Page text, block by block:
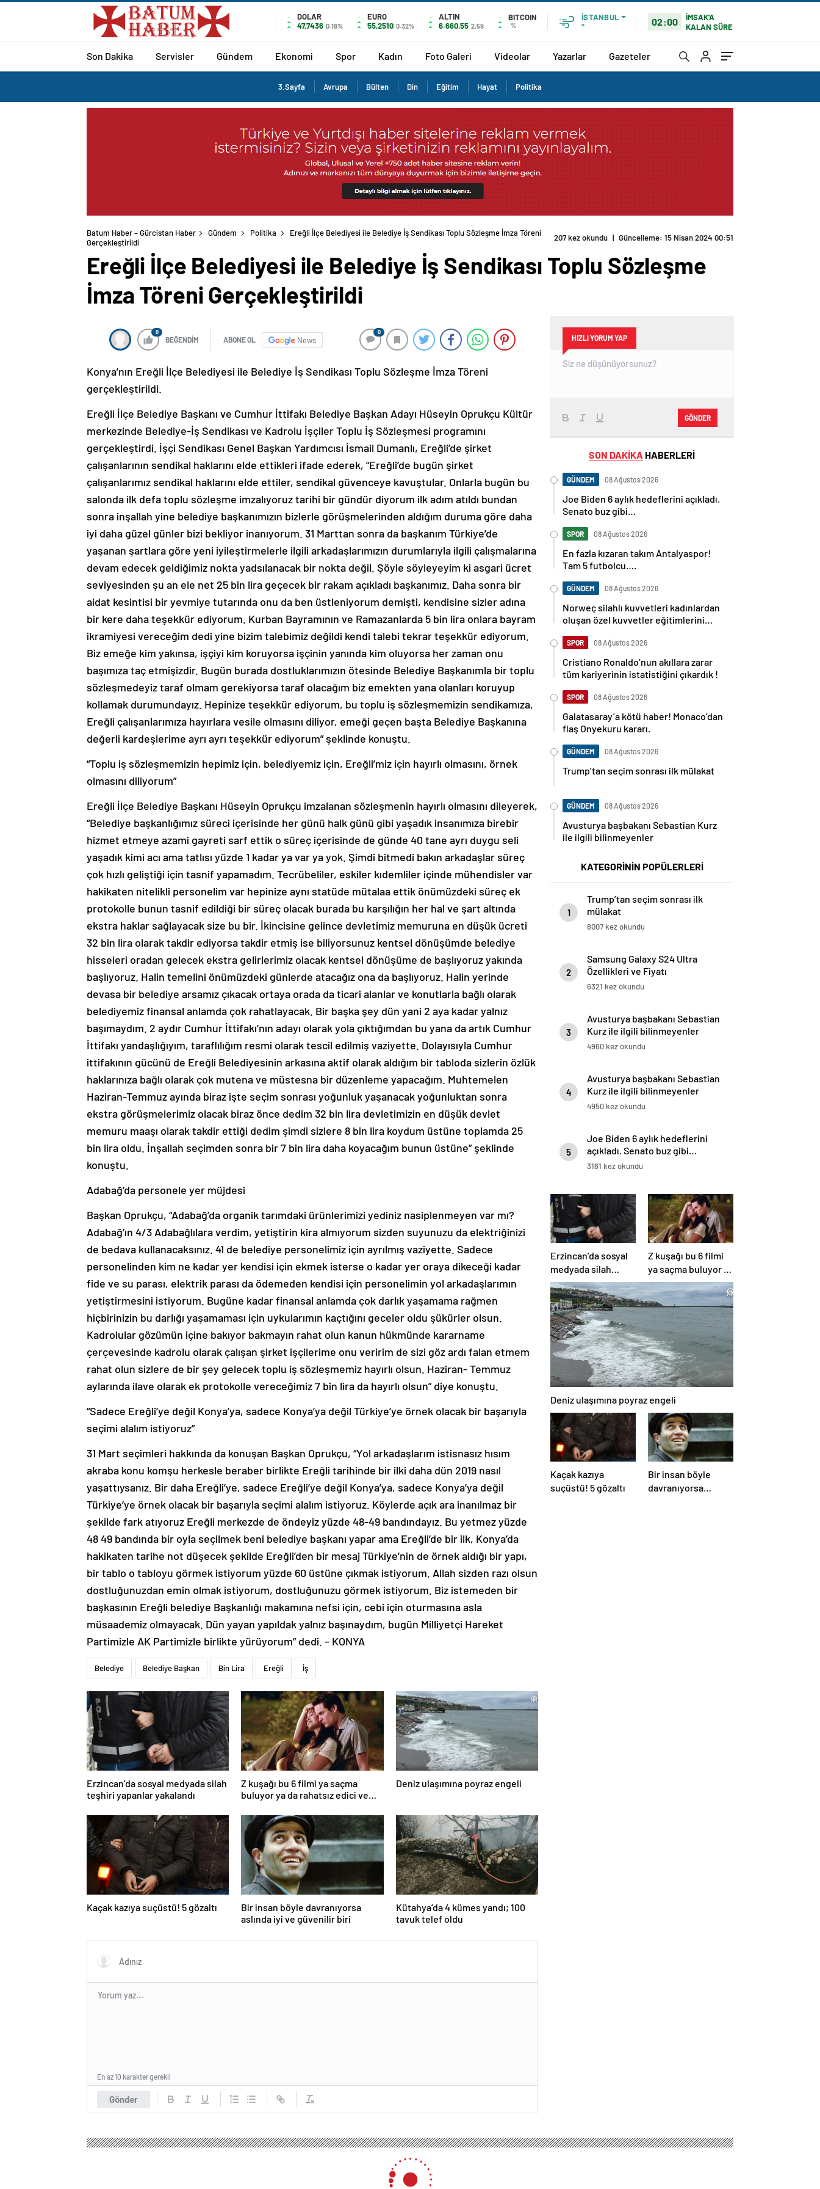
DOLAR
47,7436 0.18%
EURO
55,2510 0.32%
ALTIN
6.660,55 2,59
BITCOIN
%
İSTANBUL
°
02:00
İMSAK'A
KALAN SÜRE
Son Dakika Servisler Gündem Ekonomi Spor Kadın Foto Galeri Videolar Yazarlar Gazeteler
3.Sayfa Avrupa Bülten Din Eğitim Hayat Politika
Batum Haber – Gürcistan Haber Gündem Politika
Ereğli İlçe Belediyesi ile Belediye İş Sendikası Toplu Sözleşme İmza Töreni
Gerçekleştirildi
207 kez okundu | Güncelleme: 15 Nisan 2024 00:51
Ereğli İlçe Belediyesi ile Belediye İş Sendikası Toplu Sözleşme
İmza Töreni Gerçekleştirildi
0
BEĞENDİM ABONE OL News
0
Konya’nın Ereğli İlçe Belediyesi ile Belediye İş Sendikası Toplu Sözleşme İmza Töreni
gerçekleştirildi.
Ereğli İlçe Belediye Başkanı ve Cumhur İttifakı Belediye Başkan Adayı Hüseyin Oprukçu Kültür
merkezinde Belediye-İş Sendikası ve Kadrolu İşçiler Toplu İş Sözleşmesi programını
gerçekleştirdi. İşçi Sendikası Genel Başkan Yardımcısı İsmail Dumanlı, Ereğli’de şirket
çalışanlarının sendikal haklarını elde ettikleri ifade ederek, “Ereğli’de bugün şirket
çalışanlarımız sendikal haklarını elde ettiler, sendikal güvenceye kavuştular. Onlarla bugün bu
salonda ilk defa toplu sözleşme imzalıyoruz tarihi bir gündür diyorum ilk adım atıldı bundan
sonra inşallah yine belediye başkanımızın bizlerle görüşmelerinden aldığım duruma göre daha
iyi daha güzel günler bizi bekliyor inanıyorum. 31 Marttan sonra da başkanım Türkiye’de
yaşanan şartlara göre yeni iyileştirmelerle ilgili arkadaşlarımızın durumlarıyla ilgili çalışmalarına
devam edecek geldiğimiz nokta yadsılanacak bir nokta değil. Şöyle söyleyeyim ki asgari ücret
seviyesinden şu an ele net 25 bin lira geçecek bir rakam açıkladı başkanımız. Daha sonra bir
aidat kesintisi bir yevmiye tutarında onu da ben üstleniyorum demişti, kendisine sizler adına
bir kere daha teşekkür ediyorum. Kurban Bayramının ve Ramazanlarda 5 bin lira onlara bayram
ikramiyesi vereceğim dedi yine bizim talebimiz değildi kendi talebi tekrar teşekkür ediyorum.
Biz emeğe kim yakınsa, işçiyi kim koruyorsa işçinin yanında kim oluyorsa her zaman onu
başımıza taç etmişizdir. Bugün burada dostluklarımızın ötesinde Belediye Başkanımla bir toplu
sözleşmedeyiz taraf olmam gerekiyorsa taraf olacağım biz emekten yana olanları koruyup
kollamak durumundayız. Hepinize teşekkür ediyorum, bu toplu iş sözleşmemizin sendikamıza,
Ereğli çalışanlarımıza hayırlara vesile olmasını diliyor, emeği geçen başta Belediye Başkanına
değerli kardeşlerime ayrı ayrı teşekkür ediyorum” şeklinde konuştu.
“Toplu iş sözleşmemizin hepimiz için, belediyemiz için, Ereğli’miz için hayırlı olmasını, örnek
olmasını diliyorum”
Ereğli İlçe Belediye Başkanı Hüseyin Oprukçu imzalanan sözleşmenin hayırlı olmasını dileyerek,
“Belediye başkanlığımız süreci içerisinde her günü halk günü gibi yaşadık insanımıza birebir
hizmet etmeye azami gayreti sarf ettik o süreç içerisinde de günde 40 tane ayrı duygu seli
yaşadık kimi acı ama tatlısı yüzde 1 kadar ya var ya yok. Şimdi bitmedi bakın arkadaşlar süreç
çok hızlı geliştiği için tasnif yapamadım. Tecrübeliler, eskiler kıdemliler içinde mühendisler var
hakikaten nitelikli personelim var hepinize aynı statüde mütalaa ettik önümüzdeki süreç ek
protokolle bunun tasnif edildiği bir süreç olacak burada bu karşılığın her hal ve şart altında
ekstra haklar sağlayacak size bu bir. İkincisine gelince devletimiz memuruna en düşük ücreti
32 bin lira olarak takdir ediyorsa takdir etmiş ise biliyorsunuz kentsel dönüşümde belediye
hisseleri oradan gelecek ekstra gelirlerimiz olacak kentsel dönüşüme de başlıyoruz yakında
başlıyoruz. Halin temelini önümüzdeki günlerde atacağız ona da başlıyoruz. Halin yerinde
devasa bir belediye arsamız çıkacak ortaya orada da ticari alanlar ve konutlarla bağlı olarak
belediyemiz finansal anlamda çok rahatlayacak. Bir başka şey dün yani 2 aya kadar yalnız
başımaydım. 2 aydır Cumhur İttifakı’nın adayı olarak yola çıktığımdan bu yana da artık Cumhur
İttifakı yandaşlığıyım, taraflılığım resmi olarak tescil edilmiş vaziyette. Dolayısıyla Cumhur
ittifakının gücünü de Ereğli Belediyesinin arkasına aktif olarak aldığım bir tabloda sizlerin özlük
haklarınıza bağlı olarak çok mutena ve müstesna bir düzenleme yapacağım. Muhtemelen
Haziran-Temmuz ayında biraz işte seçim sonrası yoğunluk yaşanacak yoğunluktan sonra
ekstra görüşmelerimiz olacak biraz önce dedim 32 bin lira devletimizin en düşük devlet
memuru maaşı olarak takdir ettiği dedim şimdi sizlere 8 bin lira koydum üstüne toplamda 25
bin lira oldu. İnşallah seçimden sonra bir 7 bin lira daha koyacağım bunun üstüne” şeklinde
konuştu.
Adabağ’da personele yer müjdesi
Başkan Oprukçu, “Adabağ’da organik tarımdaki ürünlerimizi yediniz nasiplenmeyen var mı?
Adabağ’ın 4/3 Adabağlılara verdim, yetiştirin kira almıyorum sizden suyunuzu da elektriğinizi
de bedava kullanacaksınız. 41 de belediye personelimiz için ayrılmış vaziyette. Sadece
personelinden kim ne kadar yer kendisi için ekmek isterse o kadar yer oraya dikeceği kadar
fide ve su parası, elektrik parası da ödemeden kendisi için personelimin yol arkadaşlarımın
yetiştirmesini istiyorum. Bugüne kadar finansal anlamda çok darlık yaşamama rağmen
hiçbirinizin bu darlığı yaşamaması için uykularımın kaçtığını geceler oldu şükürler olsun.
Kadrolular gözümün içine bakıyor bakmayın rahat olun kanun hükmünde kararname
çerçevesinde kadrolu olarak çalışan şirket işçilerime onu veririm de sizi göz ardı falan etmem
rahat olun sizlere de bir şey gelecek toplu iş sözleşmemiz hayırlı olsun. Haziran- Temmuz
aylarında ilave olarak ek protokolle vereceğimiz 7 bin lira da hayırlı olsun” diye konuştu.
“Sadece Ereğli’ye değil Konya’ya, sadece Konya’ya değil Türkiye’ye örnek olacak bir başarıyla
seçimi alalım istiyoruz”
31 Mart seçimleri hakkında da konuşan Başkan Oprukçu, “Yol arkadaşlarım istisnasız hısım
akraba konu komşu herkesle beraber birlikte Ereğli tarihinde bir ilki daha dün 2019 nasıl
yaşattıysanız. Bir daha Ereğli’ye, sadece Ereğli’ye değil Konya’ya, sadece Konya’ya değil
Türkiye’ye örnek olacak bir başarıyla seçimi alalım istiyoruz. Köylerde açık ara inanılmaz bir
şekilde fark atıyoruz Ereğli merkezde de öndeyiz yüzde 48-49 bandındayız. Bu yetmez yüzde
48 49 bandında bir oyla seçilmek beni belediye başkanı yapar ama Ereğli’de bir ilk, Konya’da
hakikaten tarihe not düşecek şekilde Ereğli’den bir mesaj Türkiye’nin de örnek aldığı bir yapı,
bir tablo o tabloyu görmek istiyorum yüzde 60 üstüne çıkmak istiyorum. Allah sizden razı olsun
dostluğunuzdan emin olmak istiyorum, dostluğunuzu görmek istiyorum. Biz istemeden bir
başkasının Ereğli belediye Başkanlığı makamına nefsi için, cebi için oturmasına asla
müsaademiz olmayacak. Dün yayan yapıldak yalnız başınaydım, bugün Milliyetçi Hareket
Partimizle AK Partimizle birlikte yürüyorum” dedi. – KONYA
Belediye Belediye Başkan Bin Lira Ereğli İş
Erzincan’da sosyal medyada silah
teşhiri yapanlar yakalandı
Z kuşağı bu 6 filmi ya saçma
buluyor ya da rahatsız edici ve
Deniz ulaşımına poyraz engeli
Kaçak kazıya suçüstü! 5 gözaltı
Bir insan böyle davranıyorsa
aslında iyi ve güvenilir biri
Kütahya’da 4 kümes yandı; 100
tavuk telef oldu
Gönder
En az 10 karakter gerekli
HIZLI YORUM YAP
GÖNDER
SON DAKİKA HABERLERİ
GÜNDEM 08 Ağustos 2026
Joe Biden 6 aylık hedeflerini açıkladı.
Senato buz gibi…
SPOR 08 Ağustos 2026
En fazla kızaran takım Antalyaspor!
Tam 5 futbolcu….
GÜNDEM 08 Ağustos 2026
Norweç silahlı kuvvetleri kadınlardan
oluşan özel kuvvetler eğitimlerini
SPOR 08 Ağustos 2026
Cristiano Ronaldo’nun akıllara zarar
tüm kariyerinin istatistiğini çıkardık !
SPOR 08 Ağustos 2026
Galatasaray’a kötü haber! Monaco’dan
flaş Onyekuru kararı.
GÜNDEM 08 Ağustos 2026
Trump’tan seçim sonrası ilk mülakat
GÜNDEM 08 Ağustos 2026
Avusturya başbakanı Sebastian Kurz
ile ilgili bilinmeyenler
KATEGORİNİN POPÜLERLERİ
1
Trump’tan seçim sonrası ilk
mülakat
8007 kez okundu
2
Samsung Galaxy S24 Ultra
Özellikleri ve Fiyatı
6321 kez okundu
3
Avusturya başbakanı Sebastian
Kurz ile ilgili bilinmeyenler
4960 kez okundu
4
Avusturya başbakanı Sebastian
Kurz ile ilgili bilinmeyenler
4950 kez okundu
5
Joe Biden 6 aylık hedeflerini
açıkladı. Senato buz gibi…
3161 kez okundu
Erzincan’da sosyal
medyada silah
teşhiri yapanlar
yakalandı
Z kuşağı bu 6 filmi
ya saçma buluyor ya
da rahatsız edici ve
toksik!
Deniz ulaşımına poyraz engeli
Kaçak kazıya
suçüstü! 5 gözaltı
Bir insan böyle
davranıyorsa